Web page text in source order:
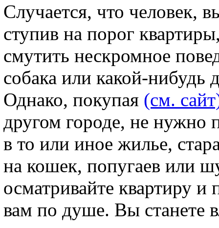
Случается, что человек,
ступив на порог
смутить нескромное
собака или какой-нибудь
Однако, покупая (см.
другом городе, не нужно
в то или иное жилье,
на кошек, попугаев или
осматривайте квартиру и
вам по душе. Вы станете